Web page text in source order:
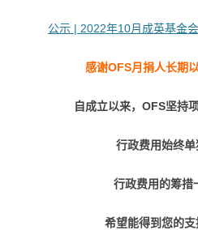
公示 | 2022年10月成英基金
感谢OFS月捐人长期
自成立以来，OFS坚持
行政费用始终
行政费用的筹措
希望能得到您的